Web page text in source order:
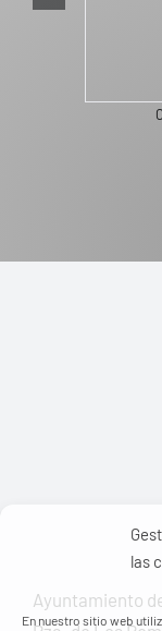
las
En nuestro sitio web
Ayuntamiento